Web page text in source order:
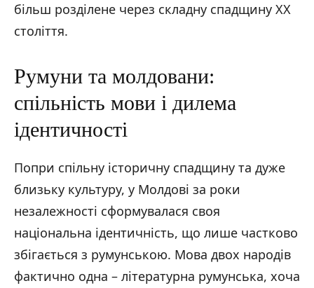
більш розділене через складну спадщину ХХ
століття.
Румуни та молдовани:
спільність мови і дилема
ідентичності
Попри спільну історичну спадщину та дуже
близьку культуру, у Молдові за роки
незалежності сформувалася своя
національна ідентичність, що лише частково
збігається з румунською. Мова двох народів
фактично одна – літературна румунська, хоча